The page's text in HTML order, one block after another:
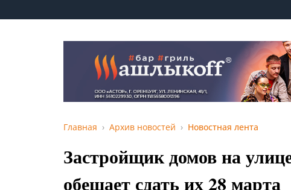
Главная Архив новостей Новостная лента
Застройщик домов на
обещает сдать их 28 марта